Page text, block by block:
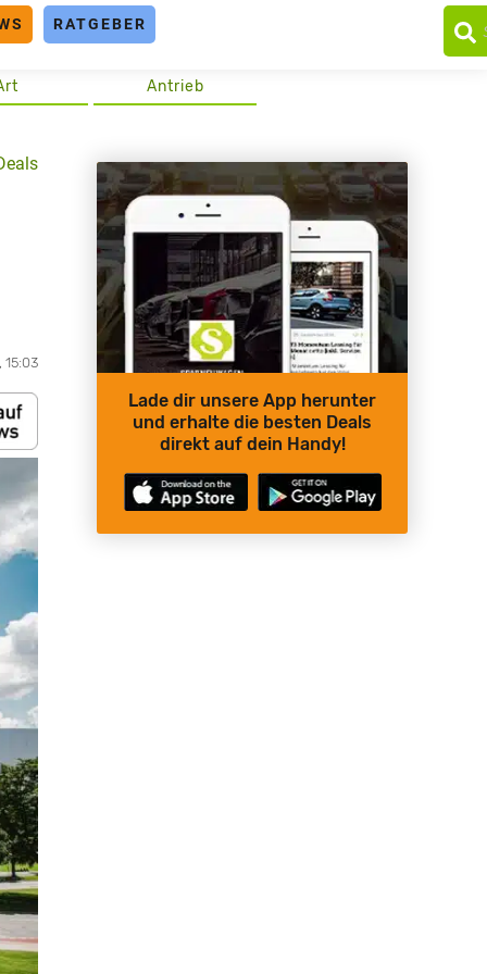
RATGEBER
Antrieb
15:03
Lade dir unsere App herunter
und erhalte die besten Deals
direkt auf dein Handy!